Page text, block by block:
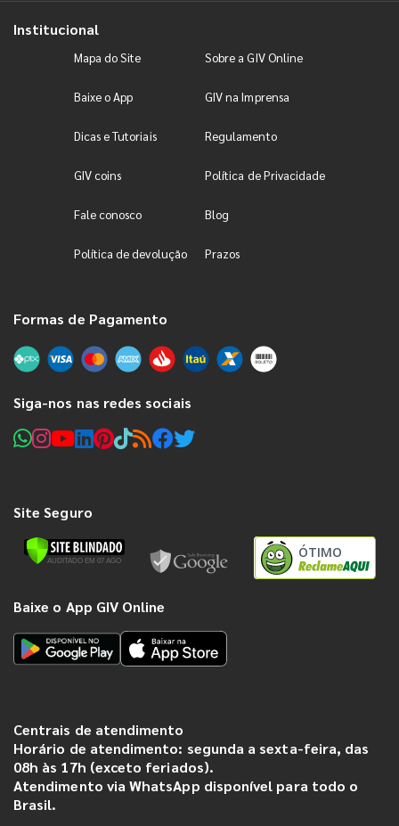
Institucional
Mapa do Site Sobre a GIV Online
Baixe o App GIV na Imprensa
Dicas e Tutoriais Regulamento
GIV coins Política de Privacidade
Fale conosco Blog
Política de devolução Prazos
Formas de Pagamento
Siga-nos nas redes sociais
Site Seguro
ÓTIMO
Baixe o App GIV Online
Centrais de atendimento
Horário de atendimento: segunda a sexta-feira, das
08h às 17h (exceto feriados).
Atendimento via WhatsApp disponível para todo o
Brasil.